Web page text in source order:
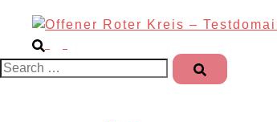
Search…